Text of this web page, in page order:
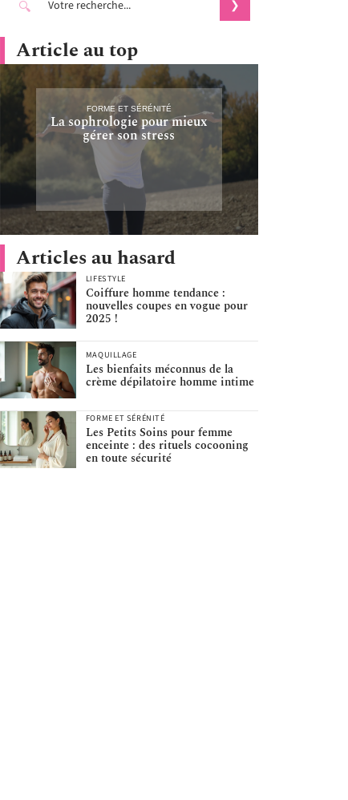
Article au top
FORME ET SÉRÉNITÉ
La sophrologie pour mieux
gérer son stress
Articles au hasard
LIFESTYLE
Coiffure homme tendance :
nouvelles coupes en vogue pour
2025 !
MAQUILLAGE
Les bienfaits méconnus de la
crème dépilatoire homme intime
FORME ET SÉRÉNITÉ
Les Petits Soins pour femme
enceinte : des rituels cocooning
en toute sécurité